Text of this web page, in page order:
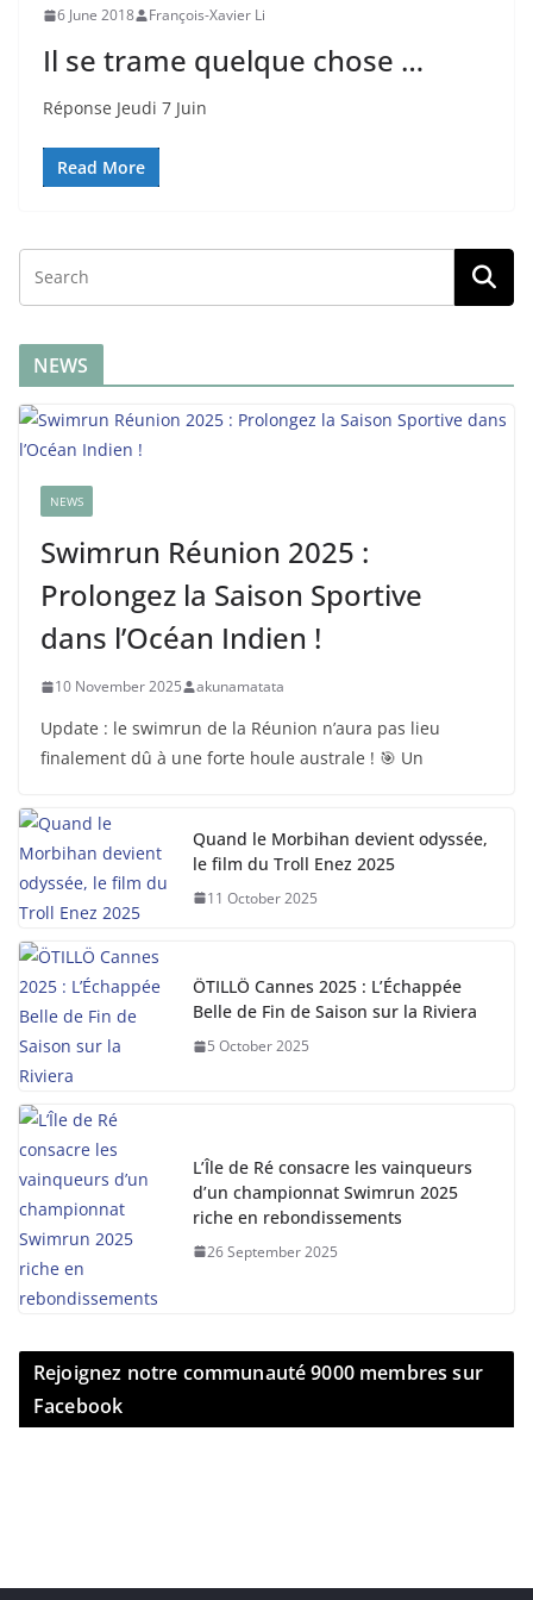
6 June 2018 François-Xavier Li
Il se trame quelque chose …
Réponse Jeudi 7 Juin
Read More
NEWS
NEWS
Swimrun Réunion 2025 :
Prolongez la Saison Sportive
dans l’Océan Indien !
10 November 2025 akunamatata
Update : le swimrun de la Réunion n’aura pas lieu
finalement dû à une forte houle australe ! 🎯 Un
Quand le Morbihan devient odyssée,
le film du Troll Enez 2025
11 October 2025
ÖTILLÖ Cannes 2025 : L’Échappée
Belle de Fin de Saison sur la Riviera
5 October 2025
L’Île de Ré consacre les vainqueurs
d’un championnat Swimrun 2025
riche en rebondissements
26 September 2025
Rejoignez notre communauté 9000 membres sur
Facebook